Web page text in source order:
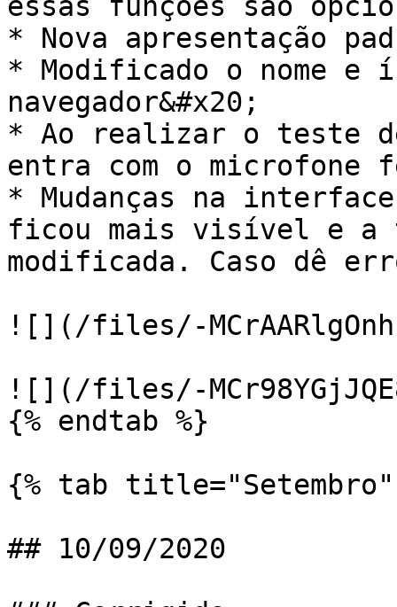
* Nova apresentação
* Modificado o nome e
navegador&#x20;
* Ao realizar o teste
entra com o microfone
* Mudanças na
ficou mais visível e a
modificada. Caso dê
![](/files/-
![](/files/-
{% endtab %}
{% tab title="Setembro"
## 10/09/2020